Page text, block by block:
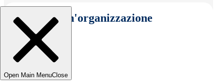
Seleziona un'organizzazione
Open Main MenuClose